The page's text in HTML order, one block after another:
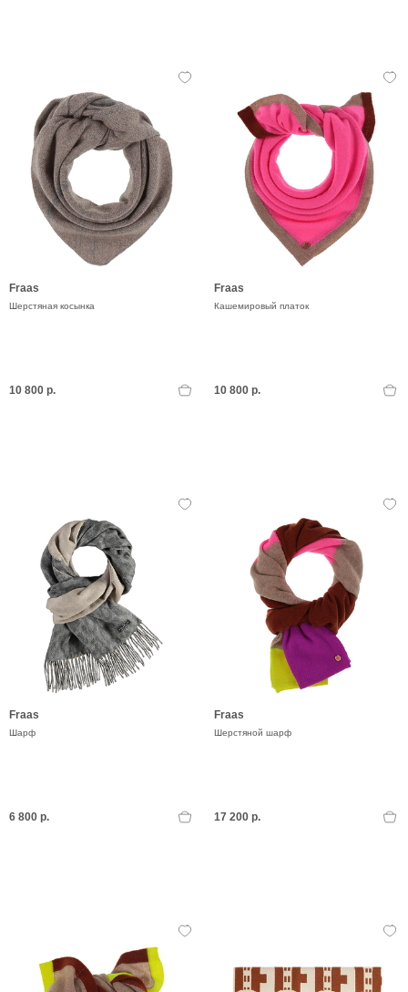
Fraas
Шерстяная косынка
10 800 р.
Fraas
Кашемировый платок
10 800 р.
Fraas
Шарф
6 800 р.
Fraas
Шерстяной шарф
17 200 р.